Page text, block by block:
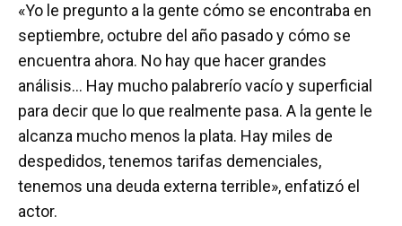
«Yo le pregunto a la gente cómo se encontraba en
septiembre, octubre del año pasado y cómo se
encuentra ahora. No hay que hacer grandes
análisis… Hay mucho palabrerío vacío y superficial
para decir que lo que realmente pasa. A la gente le
alcanza mucho menos la plata. Hay miles de
despedidos, tenemos tarifas demenciales,
tenemos una deuda externa terrible», enfatizó el
actor.